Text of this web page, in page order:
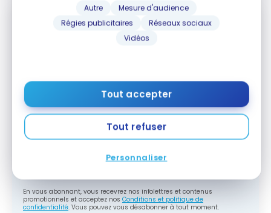
Autre
Mesure d'audience
Régies publicitaires
Réseaux sociaux
Vidéos
Tout accepter
Tout refuser
Personnaliser
crédit, livrées chaque semaine dans votre
Adresse courriel
M'ABONNER
En vous abonnant, vous recevrez nos infolettres et contenus
promotionnels et acceptez nos Conditions et politique de
confidentialité. Vous pouvez vous désabonner à tout moment.